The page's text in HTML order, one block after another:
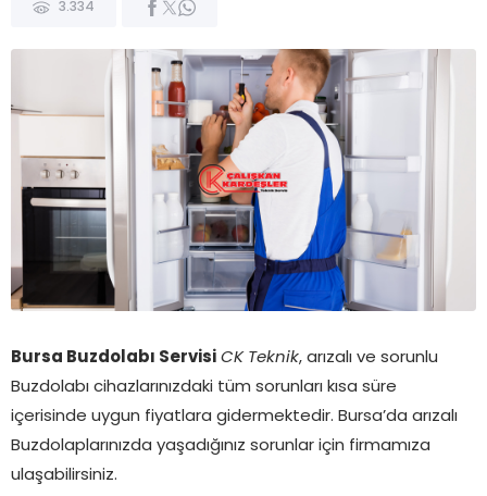
3.334
Bursa Buzdolabı Servisi CK Teknik, arızalı ve sorunlu
Buzdolabı cihazlarınızdaki tüm sorunları kısa süre
içerisinde uygun fiyatlara gidermektedir. Bursa’da arızalı
Buzdolaplarınızda yaşadığınız sorunlar için firmamıza
ulaşabilirsiniz.